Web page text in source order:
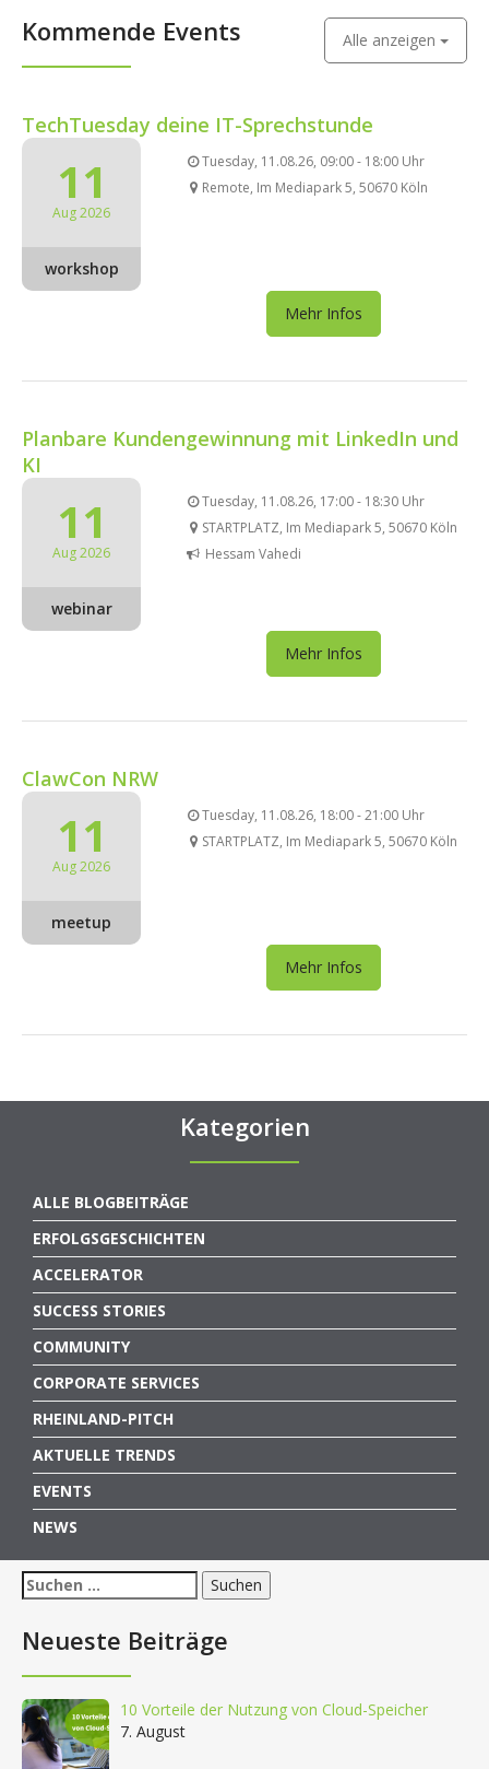
Kommende Events Alle anzeigen
TechTuesday deine IT-Sprechstunde
11
Aug 2026
workshop
Tuesday, 11.08.26, 09:00 - 18:00 Uhr
Remote, Im Mediapark 5, 50670 Köln
Mehr Infos
Planbare Kundengewinnung mit LinkedIn und
KI
11
Aug 2026
webinar
Tuesday, 11.08.26, 17:00 - 18:30 Uhr
STARTPLATZ, Im Mediapark 5, 50670 Köln
Hessam Vahedi
Mehr Infos
ClawCon NRW
11
Aug 2026
meetup
Tuesday, 11.08.26, 18:00 - 21:00 Uhr
STARTPLATZ, Im Mediapark 5, 50670 Köln
Mehr Infos
Kategorien
ALLE BLOGBEITRÄGE
ERFOLGSGESCHICHTEN
ACCELERATOR
SUCCESS STORIES
COMMUNITY
CORPORATE SERVICES
RHEINLAND-PITCH
AKTUELLE TRENDS
EVENTS
NEWS
Suchen
nach:
Neueste Beiträge
10 Vorteile der Nutzung von Cloud-Speicher
7. August